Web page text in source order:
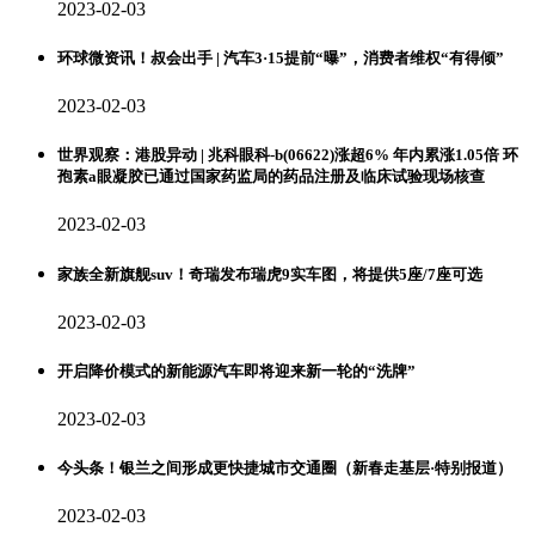
2023-02-03
环球微资讯！叔会出手 | 汽车3·15提前“曝”，消费者维权“有得倾”
2023-02-03
世界观察：港股异动 | 兆科眼科-b(06622)涨超6% 年内累涨1.05倍 环
孢素a眼凝胶已通过国家药监局的药品注册及临床试验现场核查
2023-02-03
家族全新旗舰suv！奇瑞发布瑞虎9实车图，将提供5座/7座可选
2023-02-03
开启降价模式的新能源汽车即将迎来新一轮的“洗牌”
2023-02-03
今头条！银兰之间形成更快捷城市交通圈（新春走基层·特别报道）
2023-02-03